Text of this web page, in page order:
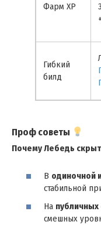
Фарм XP
Гибкий
билд
Проф советы
Почему Лебедь
В одиночной
стабильной
На
смешных